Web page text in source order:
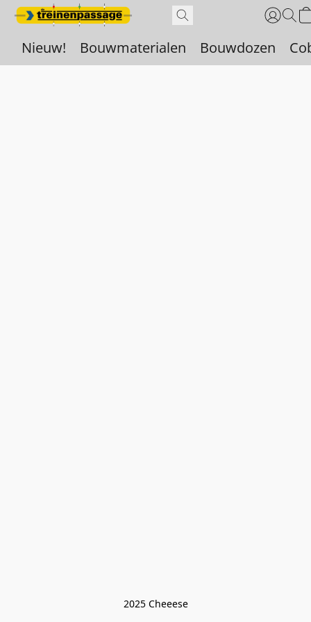
Nieuw! Bouwmaterialen Bouwdozen
2025 Cheeese